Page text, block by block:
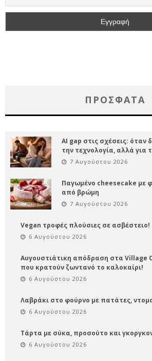
ΠΡΌΣΦΑΤΑ
AI gap στις σχέσεις: όταν
την τεχνολογία, αλλά για
7 Αυγούστου 2026
Παγωμένο cheesecake με
από βρώμη
7 Αυγούστου 2026
Vegan τροφές πλούσιες σε ασβέστειο!
6 Αυγούστου 2026
Αυγουστιάτικη απόδραση στα Village
που κρατούν ζωντανό το καλοκαίρι!
6 Αυγούστου 2026
Λαβράκι στο φούρνο με πατάτες,
6 Αυγούστου 2026
Τάρτα με σύκα, προσούτο και
6 Αυγούστου 2026